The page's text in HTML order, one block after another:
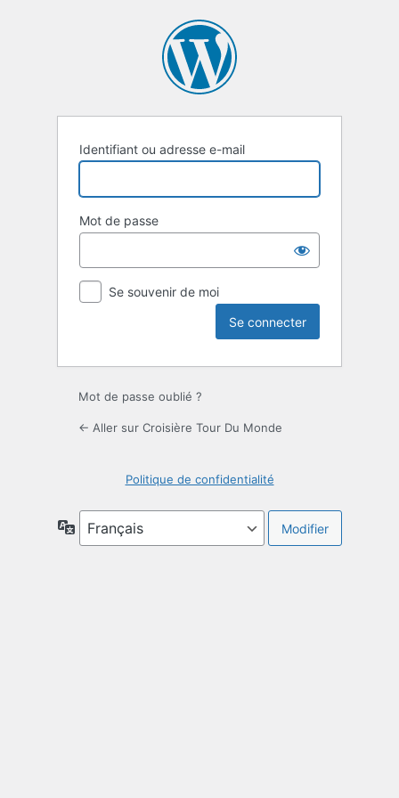
Identifiant ou adresse e-mail
Mot de passe
Se souvenir de moi
Mot de passe oublié ?
← Aller sur Croisière Tour Du Monde
Politique de confidentialité
Langue